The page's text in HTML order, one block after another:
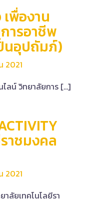
เพื่องาน
ารอาชีพ
นอุปถัมภ์)
2021
ไลน์ วิทยาลัยการ […]
าชมงคล
2021
ลัยเทคโนโลยีรา